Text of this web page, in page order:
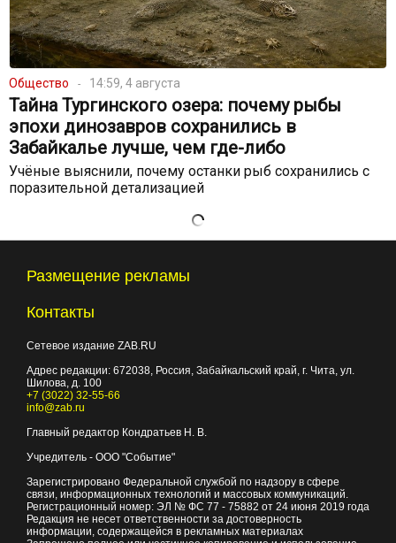
Общество 14:59, 4 августа
Тайна Тургинского озера: почему рыбы
эпохи динозавров сохранились в
Забайкалье лучше, чем где-либо
Учёные выяснили, почему останки рыб сохранились с
поразительной детализацией
Общество 13:02, 4 августа
Забайкалье зовёт «Роснефть» и
«Газпромнефть» строить АЗС